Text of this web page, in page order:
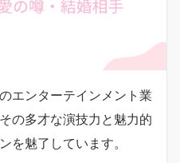
エンターテインメント業
の多才な演技力と魅力的
を魅了しています。